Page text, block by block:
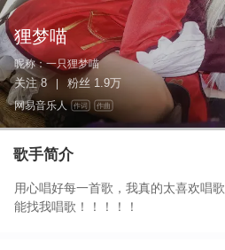
狸梦喵
昵称：一只狸梦喵
关注 8 粉丝 1.9万
网易音乐人 作词 作曲
歌手简介
用心唱好每一首歌，我真的太喜欢唱
能找我唱歌！！！！！